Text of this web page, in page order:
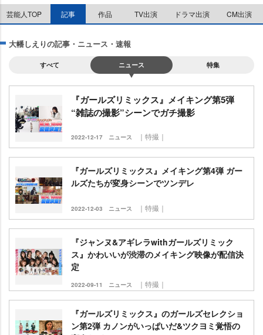
芸能人TOP 記事 作品 TV出演 ドラマ出演 CM出演
大幡しえりの記事・ニュース・速報
すべて ニュース 特集
『ガールズリミックス』メイキング第5弾
“雑誌の撮影”シーンでガチ撮影
2022-12-17 ニュース ｜特撮｜
『ガールズリミックス』メイキング第4弾 ガー
ルズたちが変身シーンでツンデレ
2022-12-03 ニュース ｜特撮｜
『ジャンヌ&アギレラwithガールズリミック
ス』かわいいが渋滞のメイキング映像が配信決
定
2022-09-11 ニュース ｜特撮｜
『ガールズリミックス』のガールズセレクショ
ン第2弾 カノンがいっぱいだ&ツクヨミ覚悟の